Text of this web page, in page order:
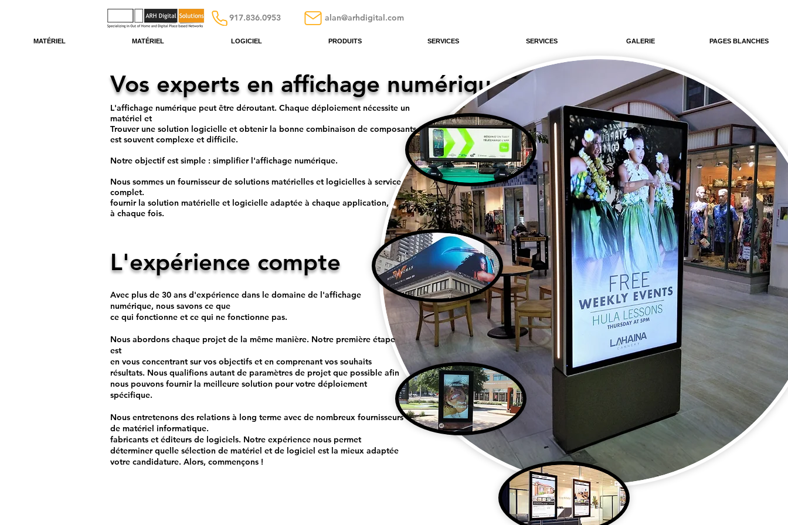
917.836.0953 alan@arhdigital.com
MATÉRIEL MATÉRIEL LOGICIEL PRODUITS SERVICES SERVICES GALERIE PAGES BLANCHES
Vos experts en affichage numérique
L'affichage numérique peut être déroutant. Chaque déploiement nécessite un
matériel et
Trouver une solution logicielle et obtenir la bonne combinaison de composants
est souvent complexe et difficile.
Notre objectif est simple : simplifier l'affichage numérique.
Nous sommes un fournisseur de solutions matérielles et logicielles à service
complet.
fournir la solution matérielle et logicielle adaptée à chaque application,
à chaque fois.
L'expérience compte
Avec plus de 30 ans d'expérience dans le domaine de l'affichage
numérique, nous savons ce que
ce qui fonctionne et ce qui ne fonctionne pas.
Nous abordons chaque projet de la même manière. Notre première étape
est
en vous concentrant sur vos objectifs et en comprenant vos souhaits
résultats. Nous qualifions autant de paramètres de projet que possible afin
nous pouvons fournir la meilleure solution pour votre déploiement
spécifique.
Nous entretenons des relations à long terme avec de nombreux fournisseurs
de matériel informatique.
fabricants et éditeurs de logiciels. Notre expérience nous permet
déterminer quelle sélection de matériel et de logiciel est la mieux adaptée
votre candidature. Alors, commençons !